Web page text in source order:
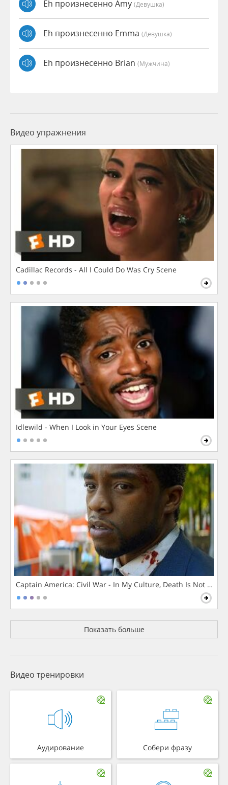
Eh произнесенно Amy (девушка)
Eh произнесенно Emma (девушка)
Eh произнесенно Brian (мужчина)
Видео упражнения
Cadillac Records - All I Could Do Was Cry Scene
Idlewild - When I Look in Your Eyes Scene
Captain America: Civil War - In My Culture, Death Is Not The
Показать больше
Видео тренировки
Аудирование Собери фразу